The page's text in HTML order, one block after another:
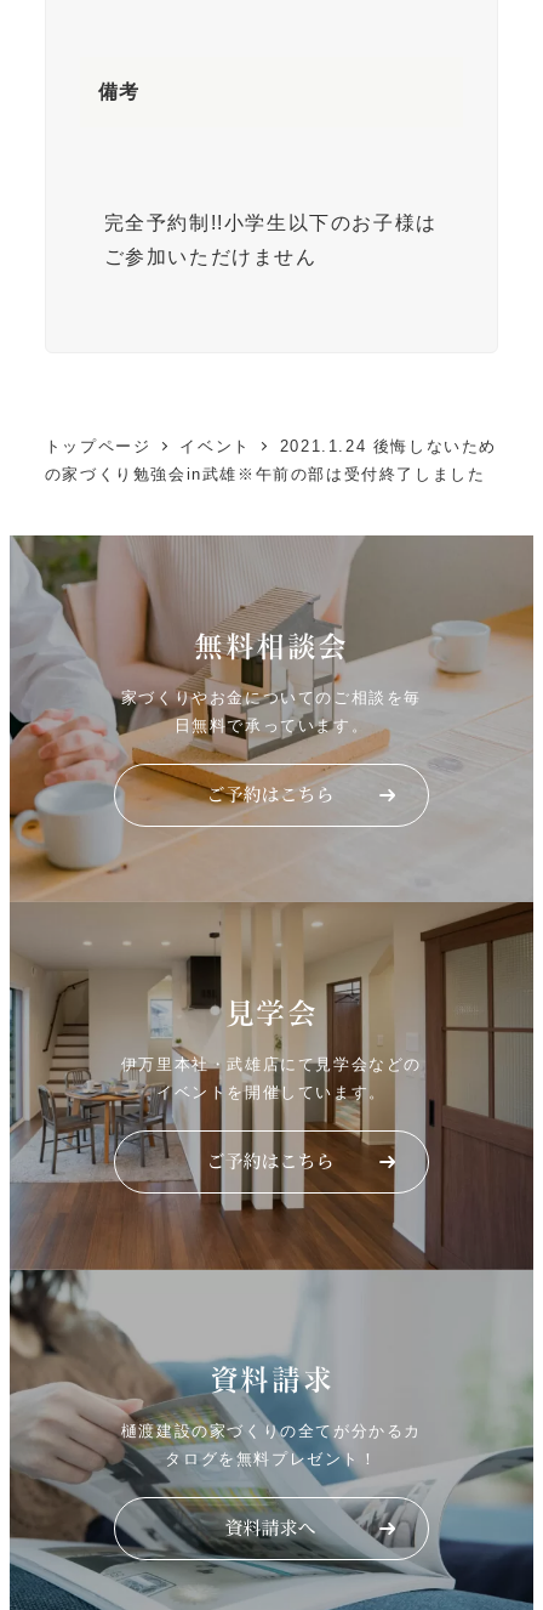
備考
完全予約制!!小学生以下のお子様は
ご参加いただけません
トップページ イベント
2021.1.24 後悔しないため
の家づくり勉強会in武雄※午前の部は受付終了しました
無料相談会
家づくりやお金についてのご相談を毎
日無料で承っています。
見学会
伊万里本社・武雄店にて見学会などの
イベントを開催しています。
資料請求
樋渡建設の家づくりの全てが分かるカ
タログを無料プレゼント！